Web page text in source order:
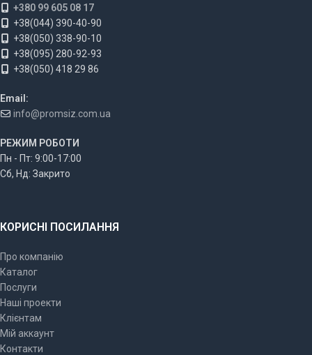
+380 99 605 08 17
+38(044) 390-40-90
+38(050) 338-90-10
+38(095) 280-92-93
+38(050) 418 29 86
Email:
info@promsiz.com.ua
РЕЖИМ РОБОТИ
Пн - Пт: 9:00-17:00
Сб, Нд: Закрито
КОРИСНІ ПОСИЛАННЯ
Про компанію
Каталог
Послуги
Наші проекти
Клієнтам
Мій аккаунт
Контакти